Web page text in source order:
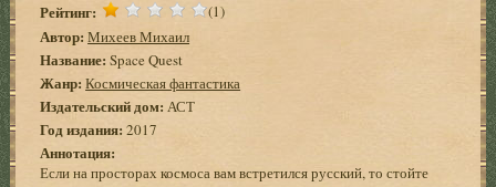
Рейтинг: (1)
Автор: Михеев Михаил
Название: Space Quest
Жанр: Космическая фантастика
Издательский дом: АСТ
Год издания: 2017
Аннотация:
Если на просторах космоса вам встретился русский, то стойте